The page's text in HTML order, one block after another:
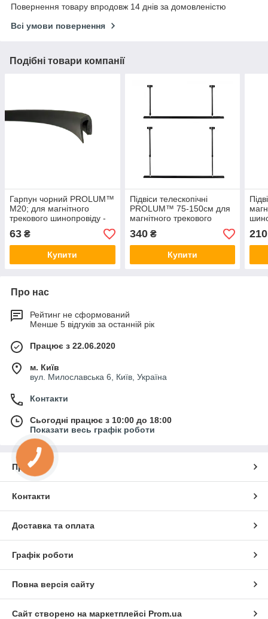
Повернення товару впродовж 14 днів за домовленістю
Всі умови повернення
Подібні товари компанії
Гарпун чорний PROLUM™
M20; для магнітного
трекового шинопровіду -
P23
63 ₴
Купити
Підвіси телескопічні
PROLUM™ 75-150см для
магнітного трекового
шинопровіду - P20
340₴
Купити
210
Про нас
Рейтинг не сформований
Менше 5 відгуків за останній рік
Працює з 22.06.2020
м. Київ
вул. Милославська 6, Київ, Україна
Контакти
Сьогодні працює з 10:00 до 18:00
Показати весь графік роботи
Про нас
Контакти
Доставка та оплата
Графік роботи
Повна версія сайту
Сайт створено на маркетплейсі Prom.ua